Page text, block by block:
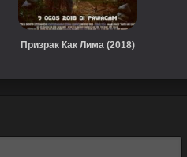
Призрак Как Лима (2018)